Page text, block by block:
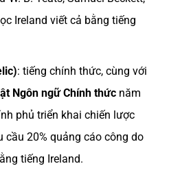
Ireland viết cả bằng tiếng
: tiếng chính thức, cùng với
Ngôn ngữ Chính thứcnăm
phủ triển khai chiến lược
cầu 20% quảng cáo công do
tiếng Ireland.